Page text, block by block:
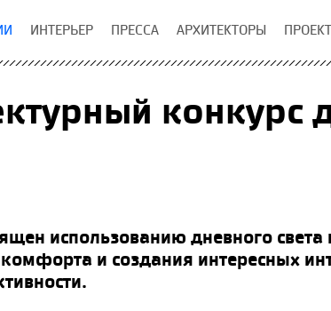
ИНТЕРЬЕР ПРЕССА АРХИТЕКТОРЫ
конкурс
использованию дневного света
и создания интересных